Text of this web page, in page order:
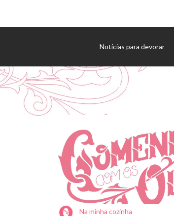
Notícias para devorar
Agenda de eventos
Na minha cozinha